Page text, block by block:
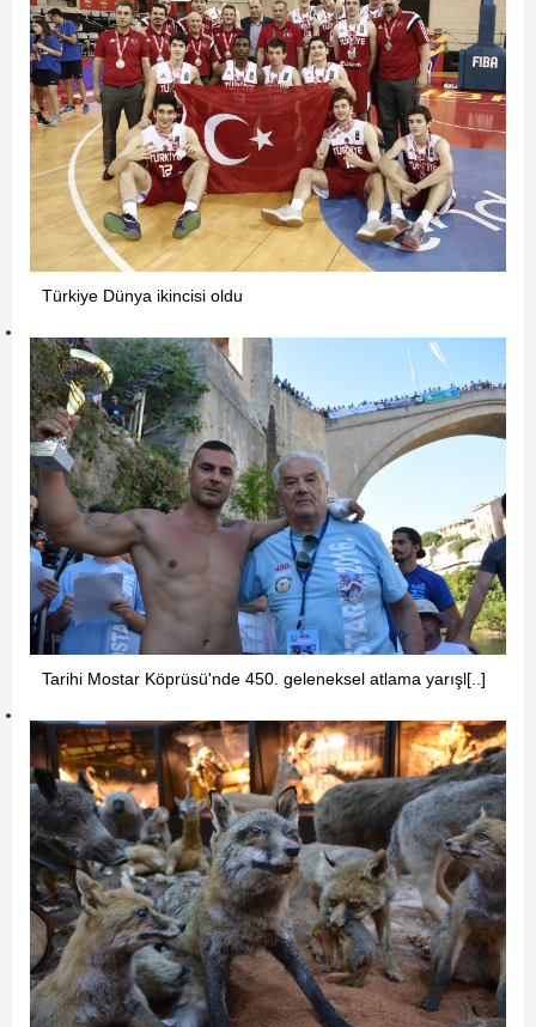
Türkiye Dünya ikincisi oldu
Tarihi Mostar Köprüsü'nde 450. geleneksel atlama yarışl[..]